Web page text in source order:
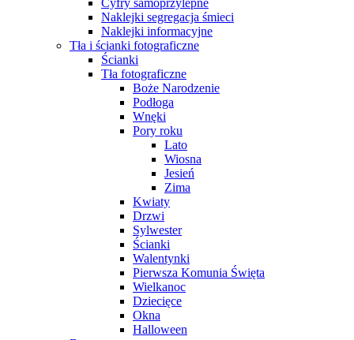
Cyfry samoprzylepne
Naklejki segregacja śmieci
Naklejki informacyjne
Tła i ścianki fotograficzne
Ścianki
Tła fotograficzne
Boże Narodzenie
Podłoga
Wnęki
Pory roku
Lato
Wiosna
Jesień
Zima
Kwiaty
Drzwi
Sylwester
Ścianki
Walentynki
Pierwsza Komunia Święta
Wielkanoc
Dziecięce
Okna
Halloween